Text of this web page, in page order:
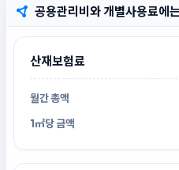
공용관리비와 개별사용료에
산재보험료